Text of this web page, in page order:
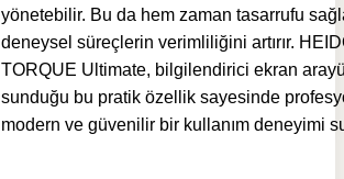
yönetebilir. Bu da hem zaman tasarrufu
deneysel süreçlerin verimliliğini artırır.
TORQUE Ultimate, bilgilendirici ekran
sunduğu bu pratik özellik sayesinde
modern ve güvenilir bir kullanım deneyimi